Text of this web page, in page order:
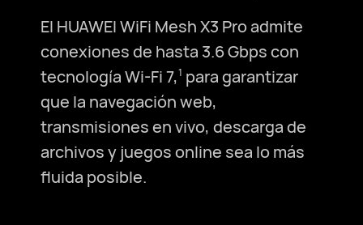
El HUAWEI WiFi Mesh X3 Pro admite
conexiones de hasta 3.6 Gbps con
tecnología Wi-Fi⁠ 7,1 para garantizar
que la navegación web,
transmisiones en vivo, descarga de
archivos y juegos online sea lo más
fluida posible.